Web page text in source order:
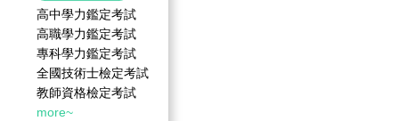
高中學力鑑定考試
高職學力鑑定考試
專科學力鑑定考試
全國技術士檢定考試
教師資格檢定考試
more~